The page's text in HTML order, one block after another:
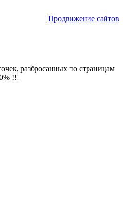
Продвижение сайтов
разбросанных по страницам
!!!